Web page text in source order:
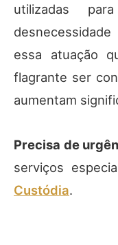
utilizadas
essa atuação
flagrante ser
aumentam
Precisa de
serviços
Custódia.